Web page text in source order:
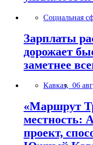
Социальная
Зарплаты
дорожает
заметнее
Кавказ, 06
«Маршрут
местность:
проект,